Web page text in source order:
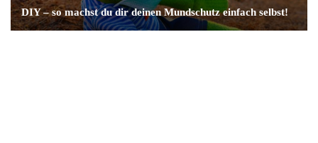
DIY – so machst du dir deinen Mundschutz einfach selbst!